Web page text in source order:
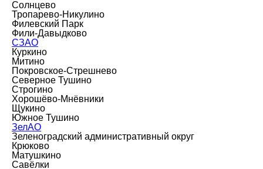
Солнцево
Тропарево-Никулино
Филевский Парк
Фили-Давыдково
СЗАО
Куркино
Митино
Покровское-Стрешнево
Северное Тушино
Строгино
Хорошёво-Мнёвники
Щукино
Южное Тушино
ЗелАО
Зеленоградский административный округ
Крюково
Матушкино
Савёлки